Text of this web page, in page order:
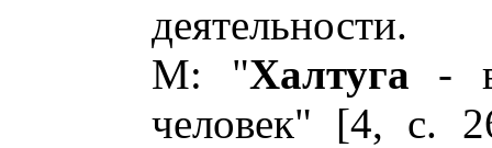
деятельности.
М: "Халтуга -
человек" [4, с.